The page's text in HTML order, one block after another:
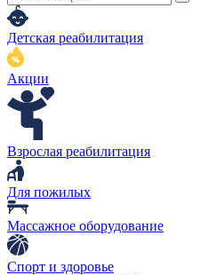
Детская реабилитация
Акции
Взрослая реабилитация
Для пожилых
Массажное оборудование
Спорт и здоровье